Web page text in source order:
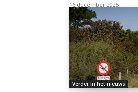
16 december 2025
Verder in het nieuws